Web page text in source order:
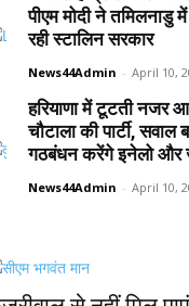
पीएम मोदी ने तमिलनाडु
रही स्टालिन सरकार
News44Admin - April 10,
हरियाणा में टूटती नजर आ
चौटाला की पार्टी,
गठबंधन करेंगे इनेलो और
News44Admin - April 10,